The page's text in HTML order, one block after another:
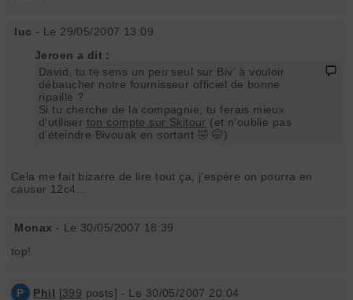
luc - Le 29/05/2007 13:09
Jeroen a dit :
David, tu te sens un peu seul sur Biv' à vouloir
débaucher notre fournisseur officiel de bonne
ripaille ?
Si tu cherche de la compagnie, tu ferais mieux
d'utiliser ton compte sur Skitour (et n'oublie pas
d'éteindre Bivouak en sortant 🤣 🤭)
Cela me fait bizarre de lire tout ça, j'espère on pourra en
causer 12c4...
Monax - Le 30/05/2007 18:39
top!
P Phil [399 posts] - Le 30/05/2007 20:04